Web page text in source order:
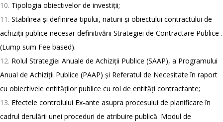
Tipologia obiectivelor de investiții;
Stabilirea și definirea tipului, naturii și obiectului contractului de
achiziții publice necesar definitivării Strategiei de Contractare Publice .
(Lump sum Fee based).
Rolul Strategiei Anuale de Achiziții Publice (SAAP), a Programului
Anual de Achiziții Publice (PAAP) și Referatul de Necesitate în raport
cu obiectivele entităților publice cu rol de entități contractante;
Efectele controlului Ex-ante asupra procesului de planificare în
cadrul derulării unei proceduri de atribuire publică. Modul de